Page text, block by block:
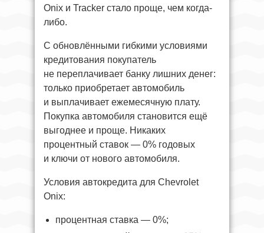
Onix и Tracker стало проще, чем когда-
либо.
С обновлёнными гибкими условиями
кредитования покупатель
не переплачивает банку лишних денег:
только приобретает автомобиль
и выплачивает ежемесячную плату.
Покупка автомобиля становится ещё
выгоднее и проще. Никаких
процентный ставок — 0% годовых
и ключи от нового автомобиля.
Условия автокредита для Chevrolet
Onix:
процентная ставка — 0%;